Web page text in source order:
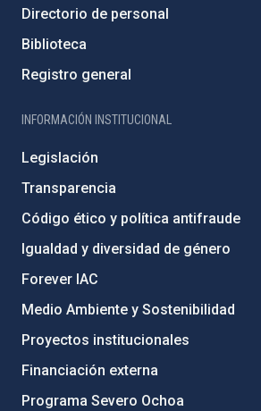
Directorio de personal
Biblioteca
Registro general
INFORMACIÓN INSTITUCIONAL
Legislación
Transparencia
Código ético y política antifraude
Igualdad y diversidad de género
Forever IAC
Medio Ambiente y Sostenibilidad
Proyectos institucionales
Financiación externa
Programa Severo Ochoa